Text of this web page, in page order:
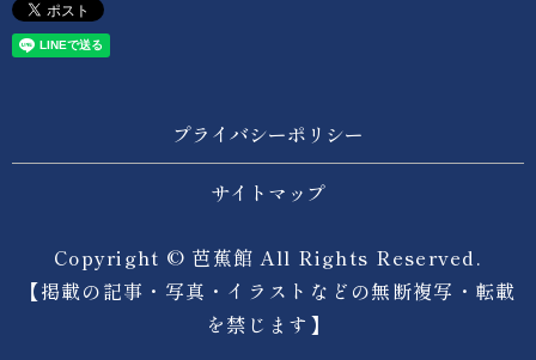
プライバシーポリシー
サイトマップ
Copyright © 芭蕉館 All Rights Reserved.
【掲載の記事・写真・イラストなどの無断複写・転載
を禁じます】